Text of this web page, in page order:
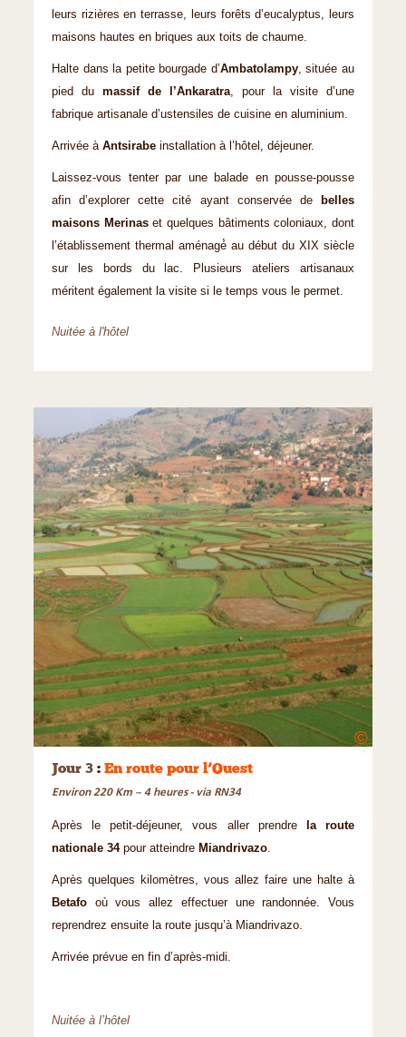
leurs rizières en terrasse, leurs forêts d’eucalyptus, leurs
maisons hautes en briques aux toits de chaume.
Halte dans la petite bourgade d’Ambatolampy, située au
pied du massif de l’Ankaratra, pour la visite d’une
fabrique artisanale d’ustensiles de cuisine en aluminium.
Arrivée à Antsirabe installation à l’hôtel, déjeuner.
Laissez-vous tenter par une balade en pousse-pousse
afin d’explorer cette cité ayant conservée debelles
maisons Merinaset quelques bâtiments coloniaux, dont
l’établissement thermal aménagé́ au début du XIX siècle
sur les bords du lac. Plusieurs ateliers artisanaux
méritent également la visite si le temps vous le permet.
Nuitée à l'hôtel
©
Jour 3 : En route pour l’Ouest
Environ 220 Km – 4 heures - via RN34
Après le petit-déjeuner, vous aller prendrela route
nationale 34 pour atteindre Miandrivazo.
Après quelques kilomètres, vous allez faire une halte à
Betafo où vous allez effectuer une randonnée. Vous
reprendrez ensuite la route jusqu’à Miandrivazo.
Arrivée prévue en fin d’après-midi.
Nuitée à l’hôtel